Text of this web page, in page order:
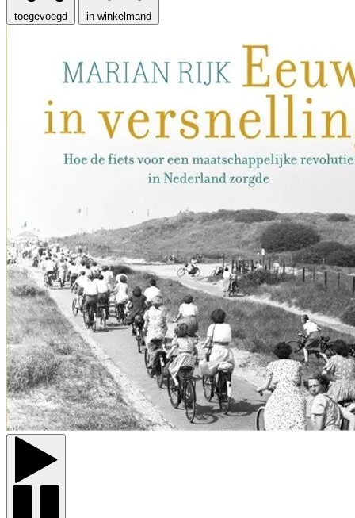
toegevoegd in winkelmand